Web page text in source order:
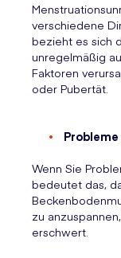
verschiedene
bezieht es sich
unregelmäßig
Faktoren
oder Pubertät.
Wenn Sie
bedeutet das,
zu
erschwert.